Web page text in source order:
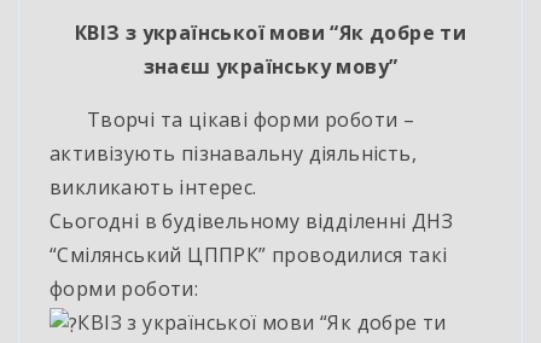
КВІЗ з української мови “Як добре ти
знаєш українську мову”
Творчі та цікаві форми роботи –
активізують пізнавальну діяльність,
викликають інтерес.
Сьогодні в будівельному відділенні ДНЗ
“Смілянський ЦППРК” проводилися такі
форми роботи:
КВІЗ з української мови “Як добре ти